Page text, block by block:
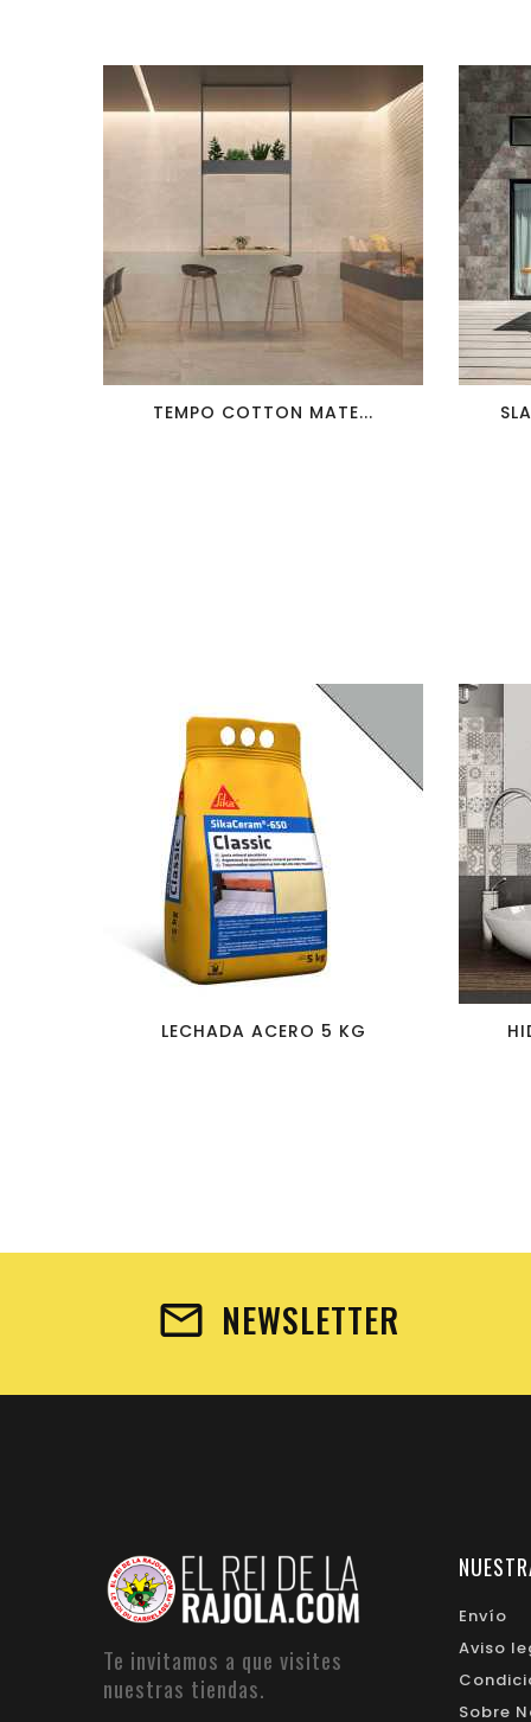
favorite_border visibility
TEMPO COTTON MATE...
favorite_border visibility
LECHADA ACERO 5 KG
NEWSLETTER
Te invitamos a que visites
nuestras tiendas.
Envío
Aviso
Sobre